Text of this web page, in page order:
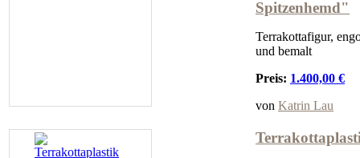
Spitzenhemd"
Terrakottafigur,
und bemalt
Preis: 1.400,00 €
von Katrin Lau